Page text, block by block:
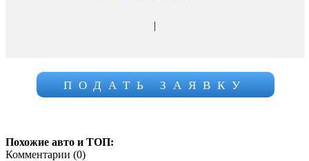
|
ПОДАТЬ ЗАЯВКУ
Похожие авто и ТОП:
Комментарии (0)